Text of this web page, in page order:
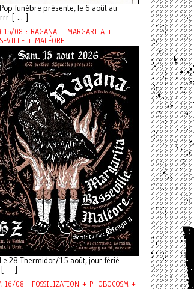
Pop funèbre présente, le 6 août au
[ ... ]
15/08 : RAGANA + MARGARITA +
+ MALÉORE
Le 28 Thermidor/15 août, jour férié
... ]
16/08 : FOSSILIZATION + PHOBOCOSM +